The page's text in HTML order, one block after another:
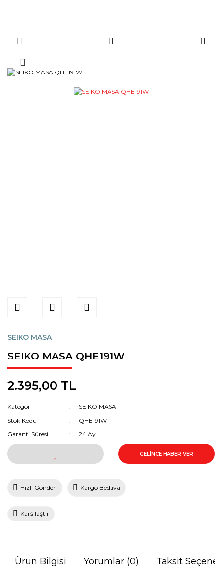
SEIKO MASA
SEIKO MASA QHE191W
2.395,00 TL
Kategori
SEIKO MASA
Stok Kodu
QHE191W
Garanti Süresi
24 Ay
GELİNCE HABER VER
Hızlı Gönderi Kargo Bedava
Karşılaştır
Ürün Bilgisi Yorumlar (0) Taksit